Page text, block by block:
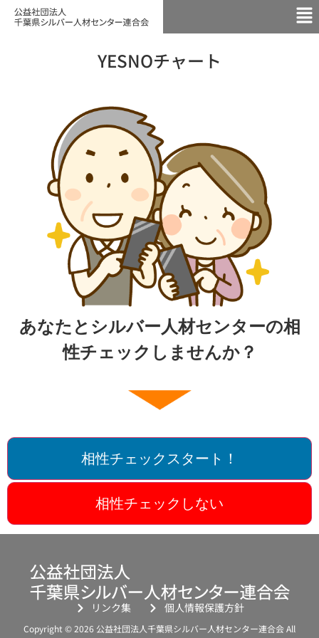
YESNOチャート
あなたとシルバー人材センターの相
性チェックしませんか？
相性チェックスタート！
相性チェックしない
リンク集 個人情報保護方針
Copyright © 2026 公益社団法人千葉県シルバー人材センター連合会 All